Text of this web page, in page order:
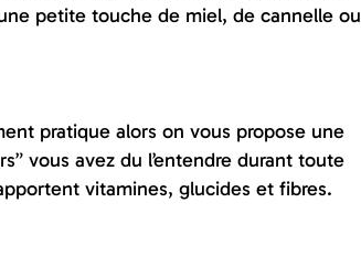
petite touche de miel, de cannelle ou
pratique alors on vous propose une
vous avez du l’entendre durant toute
vitamines, glucides et fibres.